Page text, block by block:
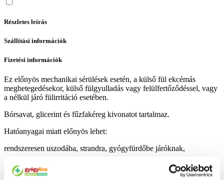
Részletes leírás
Szállítási információk
Fizetési információk
Ez előnyös mechanikai sérülések esetén, a külső fül ekcémás
megbetegedésekor, külső fülgyulladás vagy felülfertőződéssel, vagy
a nélkül járó fülirritáció esetében.
Bórsavat, glicerint és fűzfakéreg kivonatot tartalmaz.
Hatóanyagai miatt előnyös lehet:
rendszeresen uszodába, strandra, gyógyfürdőbe járóknak,
váladékozó hallójárat esetében,